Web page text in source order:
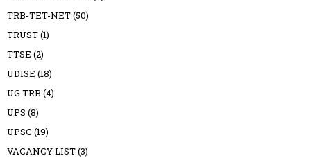
TRB-TET-NET(50)
TRUST(1)
TTSE (2)
UDISE (18)
UG TRB (4)
UPS (8)
UPSC (19)
VACANCY LIST(3)